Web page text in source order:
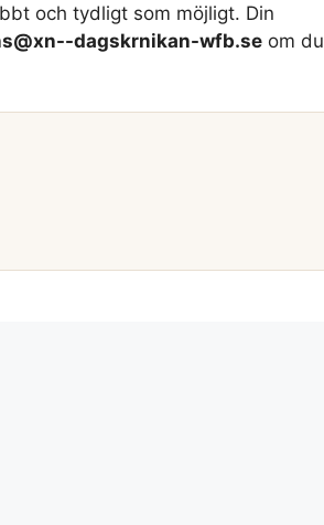
och tydligt som möjligt. Din
dagskrnikan-wfb.se om du